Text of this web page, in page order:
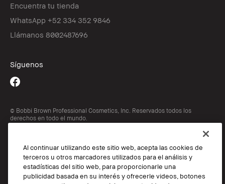
Encuentra tu tienda
WhatsApp +52 334 352 9846
Llámanos 8002487696
Síguenos
© Bobbi Brown Professional Cosmetics, Inc. Reservados todos los
derechos en todo el mundo.
Cookie Popup
Al continuar utilizando este sitio web, acepta las cookies de
terceros u otros marcadores utilizados para el análisis y
estadísticas del sitio web, para proporcionarle una
publicidad basada en su interés y ofrecerle videos, botones